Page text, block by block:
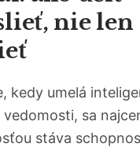
nie len
kedy umelá
vedomosti, sa
stáva